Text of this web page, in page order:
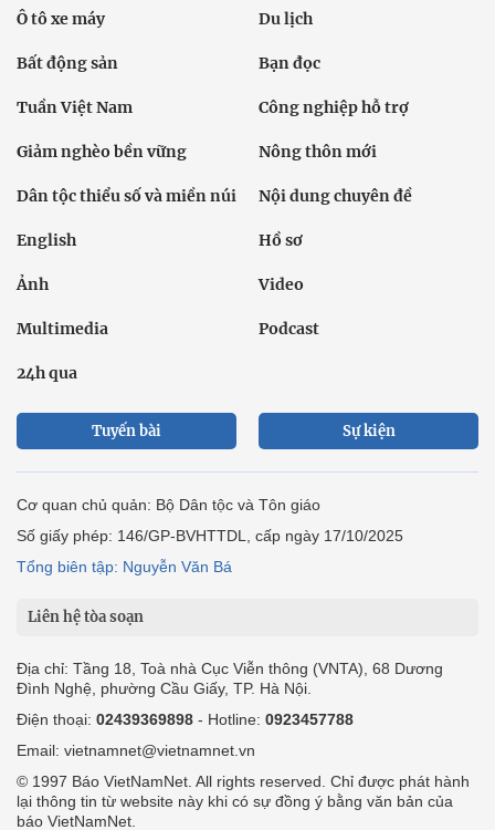
Ô tô xe máy Du lịch
Bất động sản Bạn đọc
Tuần Việt Nam Công nghiệp hỗ trợ
Giảm nghèo bền vững Nông thôn mới
Dân tộc thiểu số và miền núi Nội dung chuyên đề
English Hồ sơ
Ảnh Video
Multimedia Podcast
24h qua
Tuyến bài Sự kiện
Cơ quan chủ quản: Bộ Dân tộc và Tôn giáo
Số giấy phép: 146/GP-BVHTTDL, cấp ngày 17/10/2025
Tổng biên tập: Nguyễn Văn Bá
Liên hệ tòa soạn
Địa chỉ: Tầng 18, Toà nhà Cục Viễn thông (VNTA), 68 Dương
Đình Nghệ, phường Cầu Giấy, TP. Hà Nội.
Điện thoại: 02439369898 - Hotline: 0923457788
Email: vietnamnet@vietnamnet.vn
© 1997 Báo VietNamNet. All rights reserved. Chỉ được phát hành
lại thông tin từ website này khi có sự đồng ý bằng văn bản của
báo VietNamNet.